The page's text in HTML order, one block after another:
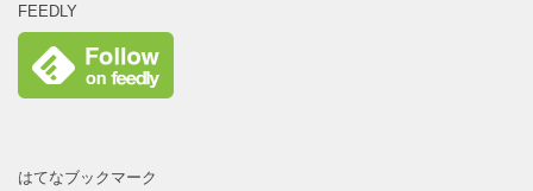
FEEDLY
はてなブックマーク